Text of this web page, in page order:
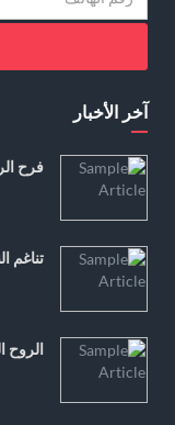
آخر الأخبار
فرح
تناغم